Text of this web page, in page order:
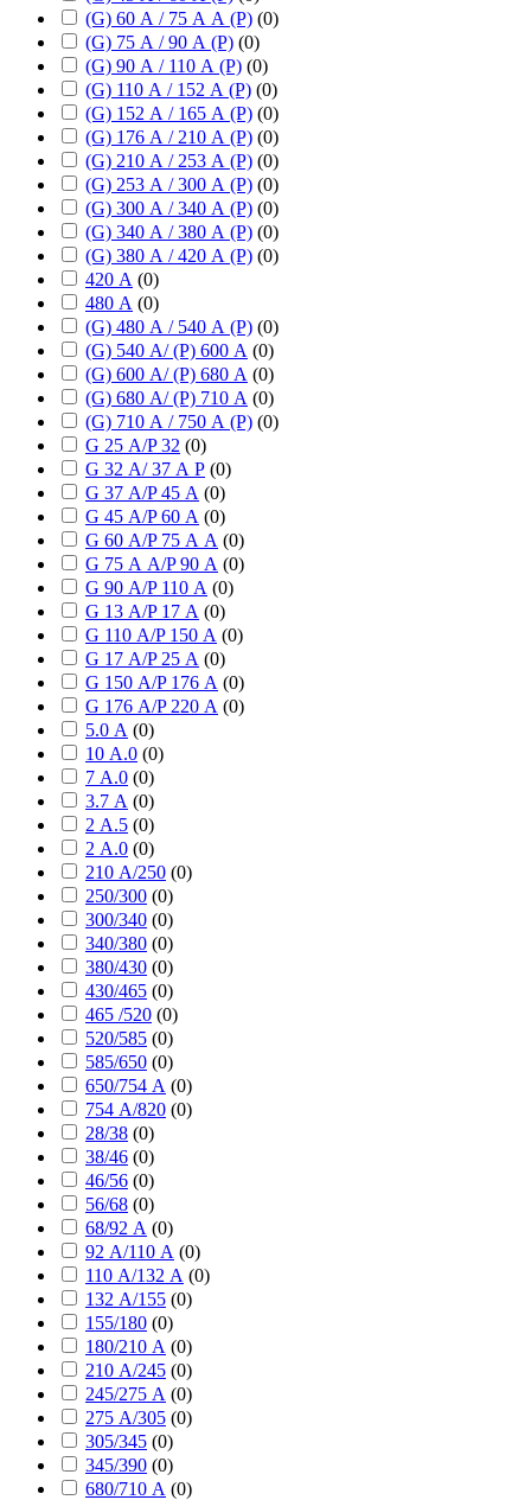
(G) 60 А / 75 А А (P) (0)
(G) 75 А / 90 А (P) (0)
(G) 90 А / 110 А (P) (0)
(G) 110 А / 152 А (P) (0)
(G) 152 А / 165 А (P) (0)
(G) 176 А / 210 А (P) (0)
(G) 210 А / 253 А (P) (0)
(G) 253 А / 300 А (P) (0)
(G) 300 А / 340 А (P) (0)
(G) 340 А / 380 А (P) (0)
(G) 380 А / 420 А (P) (0)
420 А (0)
480 А (0)
(G) 480 А / 540 А (P) (0)
(G) 540 А/ (P) 600 А (0)
(G) 600 А/ (P) 680 А (0)
(G) 680 А/ (P) 710 А (0)
(G) 710 А / 750 А (P) (0)
G 25 А/P 32 (0)
G 32 А/ 37 А P (0)
G 37 А/P 45 А (0)
G 45 А/P 60 А (0)
G 60 А/P 75 А А (0)
G 75 А А/P 90 А (0)
G 90 А/P 110 А (0)
G 13 А/P 17 А (0)
G 110 А/P 150 А (0)
G 17 А/P 25 А (0)
G 150 А/P 176 А (0)
G 176 А/P 220 А (0)
5.0 А (0)
10 А.0 (0)
7 А.0 (0)
3.7 А (0)
2 А.5 (0)
2 А.0 (0)
210 А/250 (0)
250/300 (0)
300/340 (0)
340/380 (0)
380/430 (0)
430/465 (0)
465 /520 (0)
520/585 (0)
585/650 (0)
650/754 А (0)
754 А/820 (0)
28/38 (0)
38/46 (0)
46/56 (0)
56/68 (0)
68/92 А (0)
92 А/110 А (0)
110 А/132 А (0)
132 А/155 (0)
155/180 (0)
180/210 А (0)
210 А/245 (0)
245/275 А (0)
275 А/305 (0)
305/345 (0)
345/390 (0)
680/710 А (0)